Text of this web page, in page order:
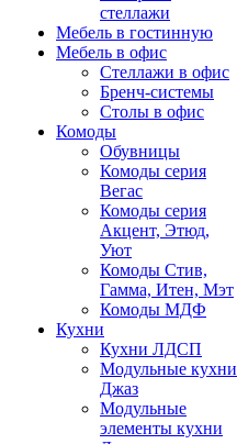
стеллажи
Мебель в гостинную
Мебель в офис
Стеллажи в офис
Бренч-системы
Столы в офис
Комоды
Обувницы
Комоды серия
Вегас
Комоды серия
Акцент, Этюд,
Уют
Комоды Стив,
Гамма, Итен, Мэт
Комоды МДФ
Кухни
Кухни ЛДСП
Модульные кухни
Джаз
Модульные
элементы кухни